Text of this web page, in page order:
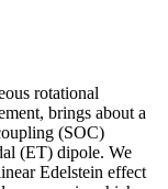
rotational
brings about a
(SOC)
(ET) dipole. We
Edelstein effect